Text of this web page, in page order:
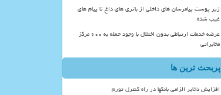
زیر پوست پیامرسان های داخلی از باتری های داغ تا پیام های
غیب شده
عرضه خدمات ارتباطی بدون اختلال با وجود حمله به ۶۰۰ مرکز
مخابراتی
پربحث ترین ها
افزایش ذخایر الزامی بانکها در راه کنترل تورم